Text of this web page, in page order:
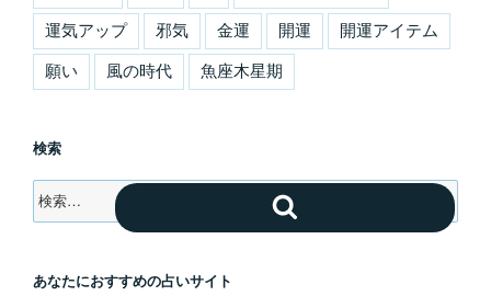
運気アップ 邪気 金運 開運 開運アイテム
願い 風の時代 魚座木星期
検索
検
索:
索
あなたにおすすめの占いサイト